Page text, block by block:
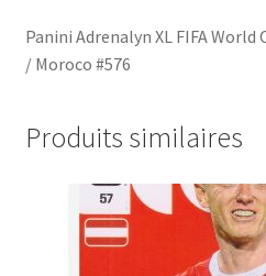
Panini Adrenalyn XL FIFA World
/ Moroco #576
Produits similaires